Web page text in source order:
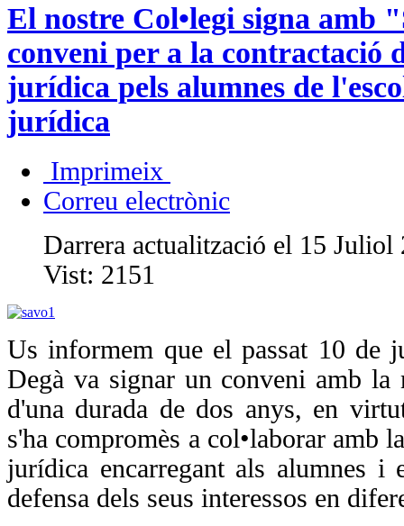
El nostre Col•legi signa amb
conveni per a la contractació
jurídica pels alumnes de
jurídica
Imprimeix
Correu electrònic
Darrera actualització el 15 Juliol
Vist: 2151
Us informem que el passat 10 de
Degà va signar un conveni amb
d'una durada de dos anys, en
s'ha compromès a col•laborar amb
jurídica encarregant als alumnes i
defensa dels seus interessos en